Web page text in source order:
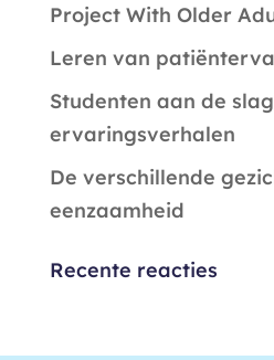
Project With Older
Leren van
Studenten aan de
ervaringsverhalen
De verschillende
eenzaamheid
Recente reacties